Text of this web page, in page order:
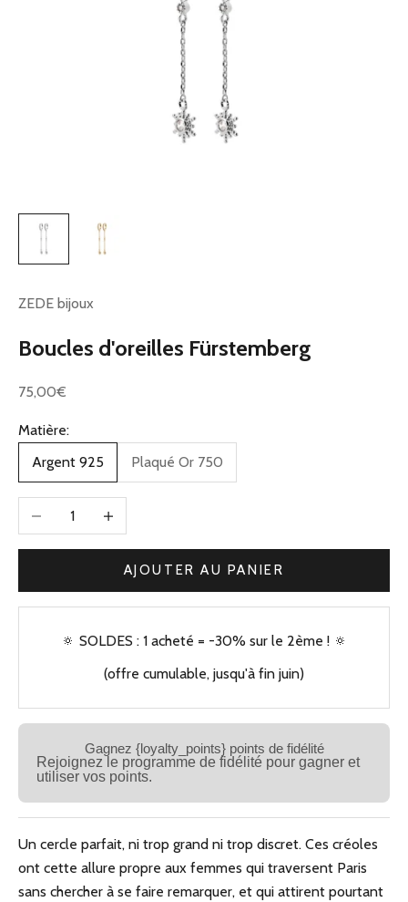
ZEDE bijoux
Boucles d'oreilles Fürstemberg
Prix de vente
75,00€
Matière:
Argent 925
Plaqué Or 750
Diminuer la quantitéAugmenter la quantité
AJOUTER AU PANIER
🔅 SOLDES : 1 acheté = -30% sur le 2ème ! 🔅
(offre cumulable, jusqu'à fin juin)
Gagnez {loyalty_points} points de fidélité
Rejoignez le programme de fidélité pour gagner et
utiliser vos points.
Un cercle parfait, ni trop grand ni trop discret. Ces créoles
ont cette allure propre aux femmes qui traversent Paris
sans chercher à se faire remarquer, et qui attirent pourtant